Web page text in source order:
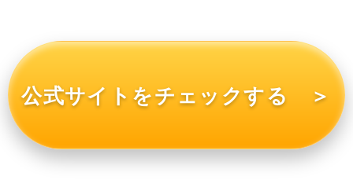
公式サイトをチェックする ＞